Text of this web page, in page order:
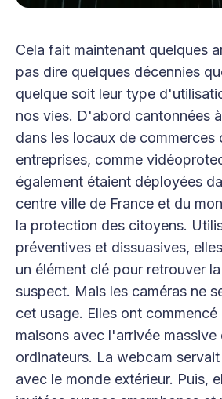
Cela fait maintenant quelques
pas dire quelques décennies
quelque soit leur type
nos vies. D'abord cantonnées
dans les locaux de commerces
entreprises, comme
également étaient déployées
centre ville de France et du
la protection des citoyens.
préventives et dissuasives,
un élément clé pour retrouver
suspect. Mais les caméras ne
cet usage. Elles ont
maisons avec l'arrivée
ordinateurs. La webcam
avec le monde extérieur. Puis,